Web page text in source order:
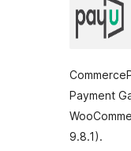
Payment
9.8.1).